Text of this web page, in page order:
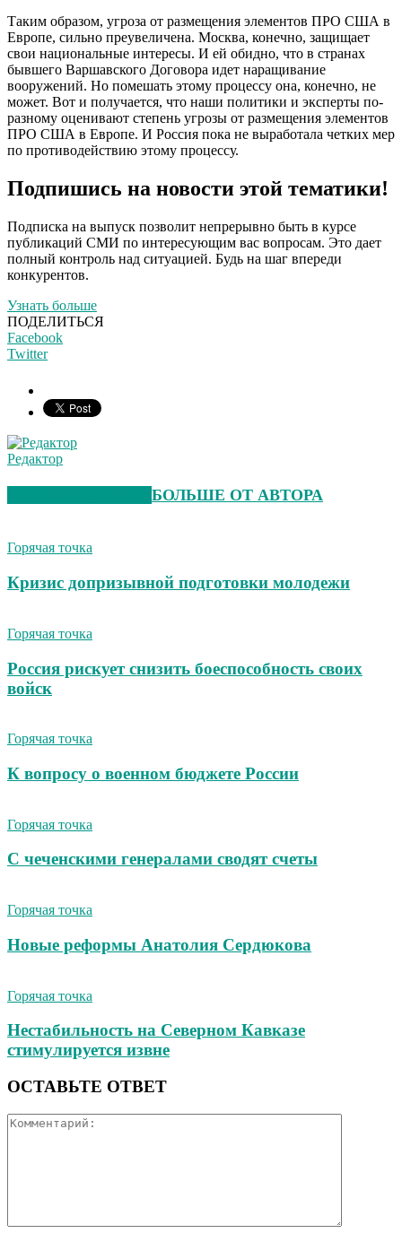
Таким образом, угроза от размещения элементов ПРО США в
Европе, сильно преувеличена. Москва, конечно, защищает
свои национальные интересы. И ей обидно, что в странах
бывшего Варшавского Договора идет наращивание
вооружений. Но помешать этому процессу она, конечно, не
может. Вот и получается, что наши политики и эксперты по-
разному оценивают степень угрозы от размещения элементов
ПРО США в Европе. И Россия пока не выработала четких мер
по противодействию этому процессу.
Подпишись на новости этой тематики!
Подписка на выпуск позволит непрерывно быть в курсе
публикаций СМИ по интересующим вас вопросам. Это дает
полный контроль над ситуацией. Будь на шаг впереди
конкурентов.
Узнать больше
ПОДЕЛИТЬСЯ
Facebook
Twitter
Редактор
БОЛЬШЕ ОТ АВТОРА
Горячая точка
Кризис допризывной подготовки молодежи
Горячая точка
Россия рискует снизить боеспособность своих
войск
Горячая точка
К вопросу о военном бюджете России
Горячая точка
С чеченскими генералами сводят счеты
Горячая точка
Новые реформы Анатолия Сердюкова
Горячая точка
Нестабильность на Северном Кавказе
стимулируется извне
ОСТАВЬТЕ ОТВЕТ